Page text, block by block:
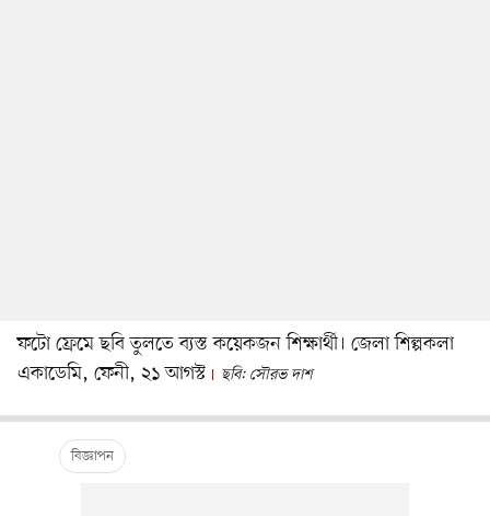
ফটো ফ্রেমে ছবি তুলতে ব্যস্ত কয়েকজন শিক্ষার্থী। জেলা শিল্পকলা
একাডেমি, ফেনী, ২১ আগস্ট
ছবি: সৌরভ দাশ